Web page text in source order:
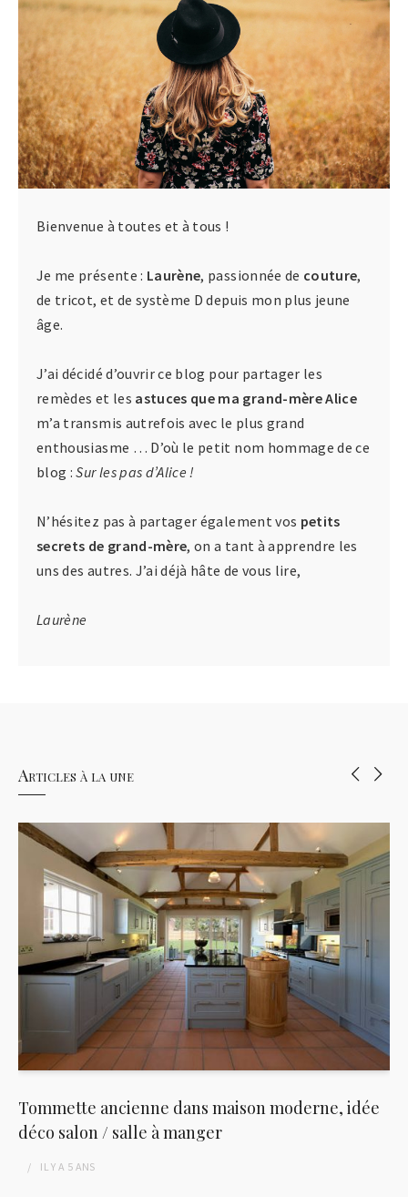
Bienvenue à toutes et à tous !
Je me présente : Laurène, passionnée de couture,
de tricot, et de système D depuis mon plus jeune
âge.
J’ai décidé d’ouvrir ce blog pour partager les
remèdes et les astuces que ma grand-mère Alice
m’a transmis autrefois avec le plus grand
enthousiasme … D’où le petit nom hommage de ce
blog :Sur les pas d’Alice !
N’hésitez pas à partager également vos petits
secrets de grand-mère, on a tant à apprendre les
uns des autres. J’ai déjà hâte de vous lire,
Laurène
Articles à la une
Tommette ancienne dans maison moderne, idée
déco salon / salle à manger
IL Y A 5 ANS